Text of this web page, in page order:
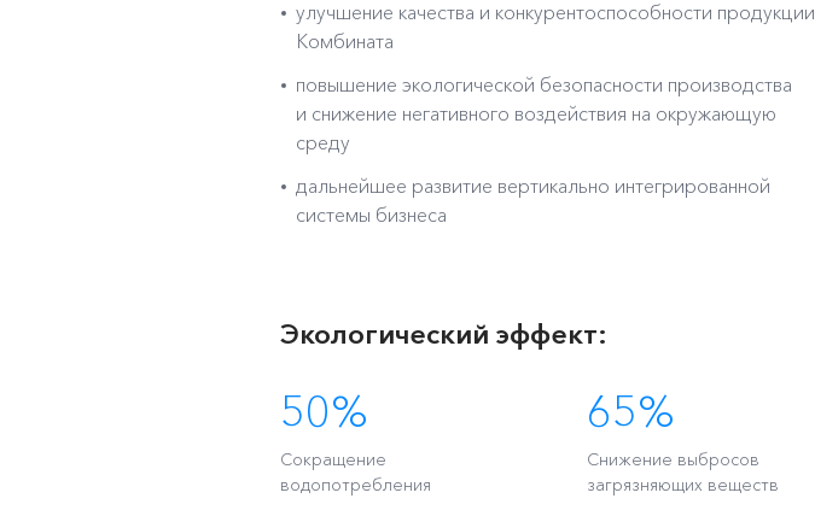
улучшение качества и конкурентоспособности продукции
Комбината
повышение экологической безопасности производства
и снижение негативного воздействия на окружающую
среду
дальнейшее развитие вертикально интегрированной
системы бизнеса
Экологический эффект:
50%
Сокращение
водопотребления
65%
Снижение выбросов
загрязняющих веществ